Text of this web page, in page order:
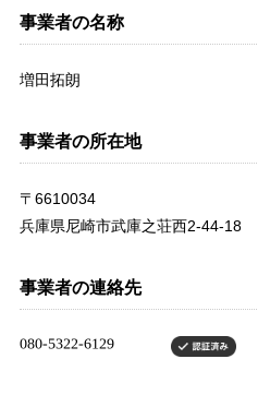
事業者の名称
増田拓朗
事業者の所在地
〒6610034
兵庫県尼崎市武庫之荘西2-44-18
事業者の連絡先